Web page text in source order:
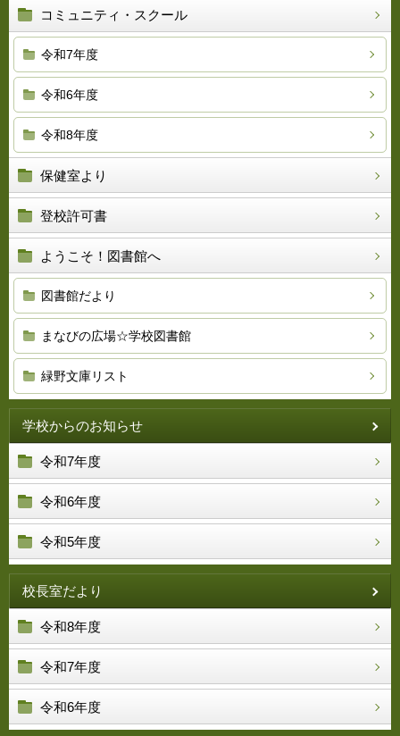
コミュニティ・スクール
令和7年度
令和6年度
令和8年度
保健室より
登校許可書
ようこそ！図書館へ
図書館だより
まなびの広場☆学校図書館
緑野文庫リスト
学校からのお知らせ
令和7年度
令和6年度
令和5年度
校長室だより
令和8年度
令和7年度
令和6年度